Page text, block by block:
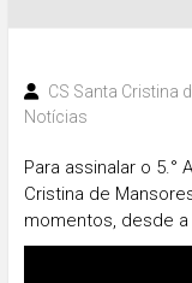
Cristina
de
Mansores
CS Santa Cristina
Notícias
Para assinalar o 5.°
Cristina de
momentos, desde